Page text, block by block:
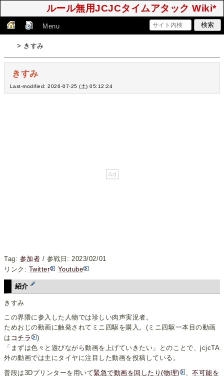
ルール無用JCJCタイムアタック Wiki*
Menu
> きすみ
きすみ
Last-modified: 2026-07-25 (土) 05:12:24
Tag: 参加者 / 参戦日: 2023/02/01
リンク: Twitter Youtube
紹介
きすみ
この界隈に参入した人物では珍しい肉声実況者。
ためおじの動画に触発されてミニ四駆を購入。(ミニ四駆一本目の動画
は コチラ
)
「まずは色々と遊びながら動画を上げていきたい」とのことで、jcjcTA
外の動画では主にタイヤに注目した動画を投稿している。
普段は3Dプリンターを用いて緊急で動画を回したり(物理) 、不可能を